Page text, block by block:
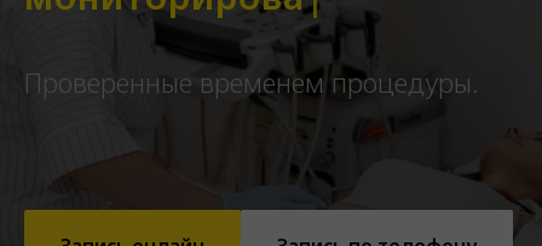
Проверенные временем процедуры.